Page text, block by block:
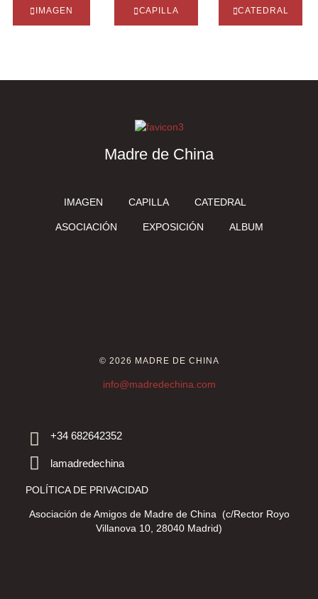
IMAGEN CAPILLA CATEDRAL
Madre de China
IMAGEN CAPILLA CATEDRAL
ASOCIACIÓN EXPOSICIÓN ALBUM
© 2026 MADRE DE CHINA
info@madredechina.com
+34 682642352
lamadredechina
POLÍTICA DE PRIVACIDAD
Asociación de Amigos de Madre de China (c/Rector Royo
Villanova 10, 28040 Madrid)